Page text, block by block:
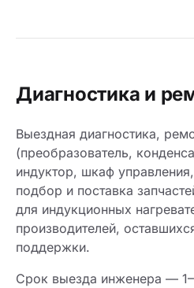
Диагностика и
Выездная диагностика,
(преобразователь,
индуктор, шкаф
подбор и поставка
для индукционных
производителей,
поддержки.
Срок выезда инженера —